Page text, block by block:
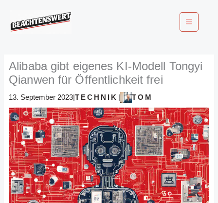
springen
Alibaba gibt eigenes KI-Modell Tongyi
Qianwen für Öffentlichkeit frei
13. September 2023|TECHNIK | TOM